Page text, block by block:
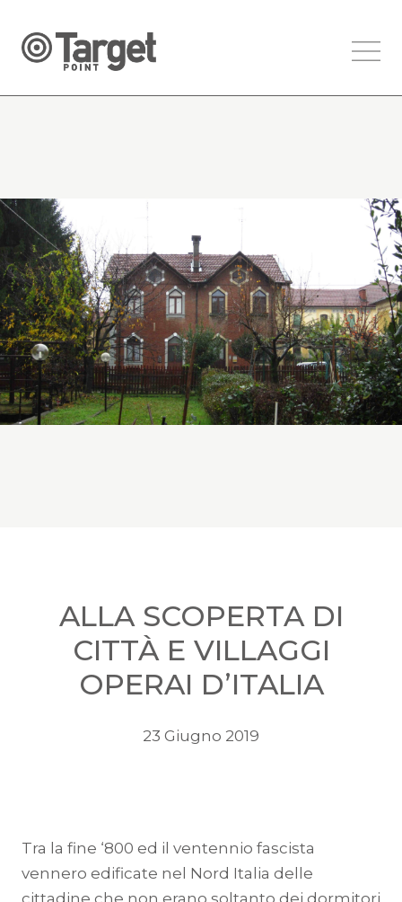
ALLA SCOPERTA DI
CITTÀ E VILLAGGI
OPERAI D’ITALIA
23 Giugno 2019
Tra la fine ‘800 ed il ventennio fascista
vennero edificate nel Nord Italia delle